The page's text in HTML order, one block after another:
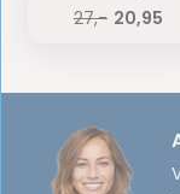
27,- 20,95